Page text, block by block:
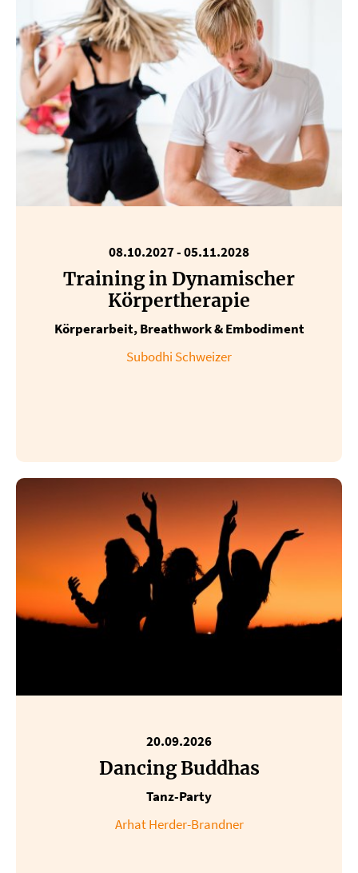
08.10.2027 - 05.11.2028
Training in Dynamischer
Körpertherapie
Körperarbeit, Breathwork & Embodiment
Subodhi Schweizer
20.09.2026
Dancing Buddhas
Tanz-Party
Arhat Herder-Brandner